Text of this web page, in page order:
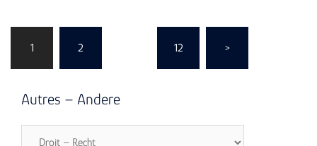
Posts
pagination
1 2 12 >
Autres – Andere